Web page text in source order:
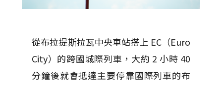
從布拉提斯拉瓦中央車站搭上 EC（Euro
City）的跨國城際列車，大約 2 小時 40
分鐘後就會抵達主要停靠國際列車的布